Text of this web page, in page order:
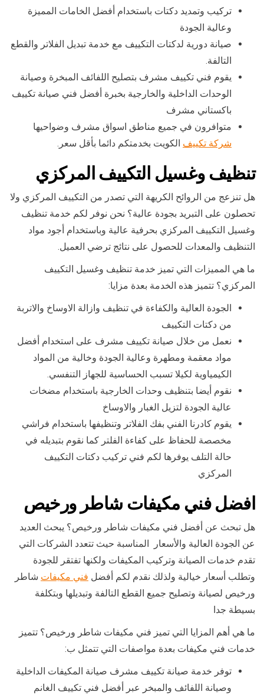
تركيب وتمديد دكتات باستخدام أفضل الخامات المميزة
وعالية الجودة
صيانة دورية لدكتات التكييف مع خدمة تبديل الفلاتر والقطع
التالفة.
يقوم فني تكييف مشرف بتصليح اللفائف المبخرة وصيانة
الوحدات الداخلية والخارجية بخبرة أفضل فني صيانة تكييف
باكستاني مشرف
متوافرون في جميع مناطق اسواق مشرف وضواحيها
شركة تكييف الكويت بخدمتكم دائما بأقل سعر.
تنظيف وغسيل التكييف المركزي
هل تنزعج من الروائح الكريهة التي تصدر من التكييف المركزي ولا
تحصلون على التبريد بجودة عالية؟ نحن نوفر لكم خدمة تنظيف
وغسيل التكييف المركزي بحرفية عالية وباستخدام أجود مواد
التنظيف والمعدات للحصول على نتائج ترضي العميل.
ما هي المميزات التي تميز خدمة تنظيف وغسيل التكييف
المركزي؟ تتميز هذه الخدمة بعدة مزايا:
الجودة العالية والكفاءة في تنظيف وازالة الاوساخ والاتربة
من دكتات التكييف
نعمل من خلال صيانة تكييف مشرف على استخدام أفضل
مواد معقمة ومطهرة وعالية الجودة وخالية من المواد
الكيمياوية لكيلا تسبب الحساسية للجهاز التنفسي.
نقوم أيضا بتنظيف وحدات الخارجية باستخدام مضخات
عالية الجودة لتزيل الغبار والاوساخ
يقوم كادرنا الفني بفك الفلاتر وتنظيفها باستخدام فراشي
مخصصة للحفاظ على كفاءة الفلتر كما نقوم بتبديله في
حالة التلف يوفرها لكم فني تركيب دكتات التكييف
المركزي
افضل فني مكيفات شاطر ورخيص
هل تبحث عن أفضل فني مكيفات شاطر ورخيص؟ يبحث العديد
عن الجودة العالية والأسعار المناسبة حيث تتعدد الشركات التي
تقدم خدمات الصيانة وتركيب المكيفات ولكنها تفتقر للجودة
وتطلب أسعار خيالية ولذلك نقدم لكم أفضل فني مكيفات شاطر
ورخيص لصيانة وتصليح جميع القطع التالفة وتبديلها وبتكلفة
بسيطة جدا
ما هي أهم المزايا التي تميز فني مكيفات شاطر ورخيص؟ تتميز
خدمات فني مكيفات بعدة مواصفات التي تتمثل ب:
توفر خدمة صيانة تكييف مشرف صيانة المكيفات الداخلية
وصيانة اللفائف والمبخر عبر أفضل فني تكييف الغانم